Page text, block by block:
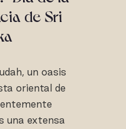
de Sri
un oasis
oriental de
una extensa